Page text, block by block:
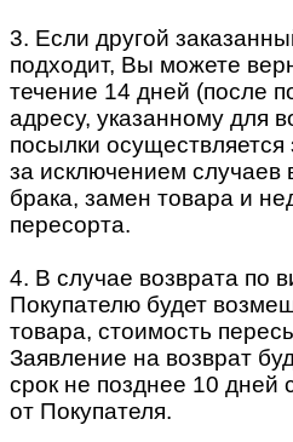
3. Если другой
подходит, Вы можете
течение 14 дней (после
адресу, указанному для
посылки осуществляется
за исключением случаев
брака, замен товара и
пересорта.
4. В случае возврата по
Покупателю будет
товара, стоимость
Заявление на возврат
срок не позднее 10 дней
от Покупателя.